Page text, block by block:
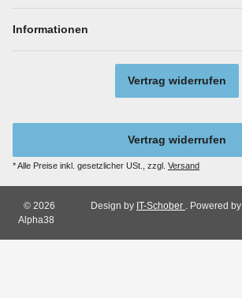
Informationen
Vertrag widerrufen
Vertrag widerrufen
* Alle Preise inkl. gesetzlicher USt., zzgl. Versand
© 2026
Alpha38
Design by IT-Schober . Powered by